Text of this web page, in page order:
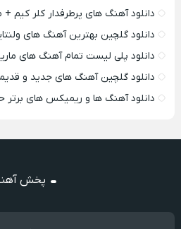
دانلود آهنگ های پرطرفدار کلر کیم
دانلود گلچین بهترین آهنگ های
دانلود پلی لیست تمام آهنگ های
دانلود گلچین آهنگ های جدید و
دانلود آهنگ ها و ریمیکس های برتر
پخش